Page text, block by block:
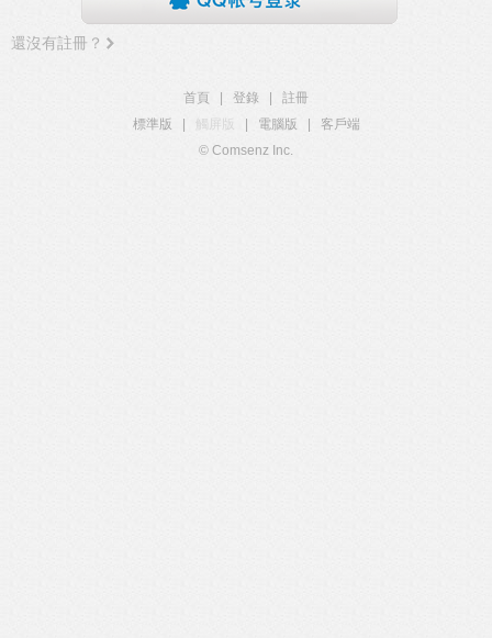
還沒有註冊？
首頁 登錄
註冊
標準版
觸屏版 電腦版
客戶端
© Comsenz Inc.